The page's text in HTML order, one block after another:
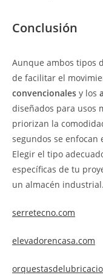
Conclusión
Aunque ambos tipos
de facilitar el
convencionales y los
diseñados para usos
priorizan la
segundos se enfocan
Elegir el tipo
específicas de tu
un almacén industrial.
serretecno.com
elevadorencasa.com